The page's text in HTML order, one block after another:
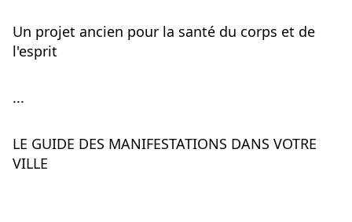
Un projet ancien pour la santé du corps et de
l'esprit
...
LE GUIDE DES MANIFESTATIONS DANS VOTRE
VILLE